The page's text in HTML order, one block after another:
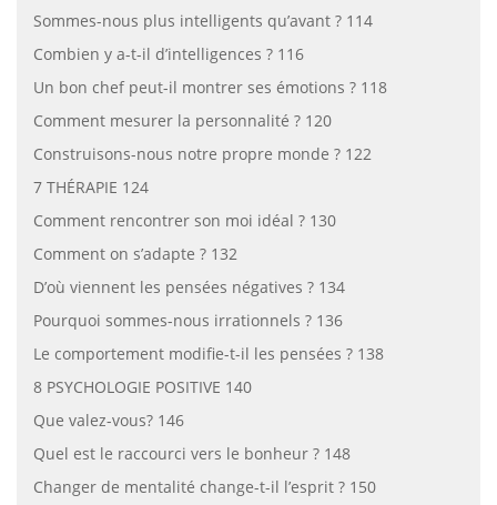
Sommes-nous plus intelligents qu’avant ? 114
Combien y a-t-il d’intelligences ? 116
Un bon chef peut-il montrer ses émotions ? 118
Comment mesurer la personnalité ? 120
Construisons-nous notre propre monde ? 122
7 THÉRAPIE 124
Comment rencontrer son moi idéal ? 130
Comment on s’adapte ? 132
D’où viennent les pensées négatives ? 134
Pourquoi sommes-nous irrationnels ? 136
Le comportement modifie-t-il les pensées ? 138
8 PSYCHOLOGIE POSITIVE 140
Que valez-vous? 146
Quel est le raccourci vers le bonheur ? 148
Changer de mentalité change-t-il l’esprit ? 150